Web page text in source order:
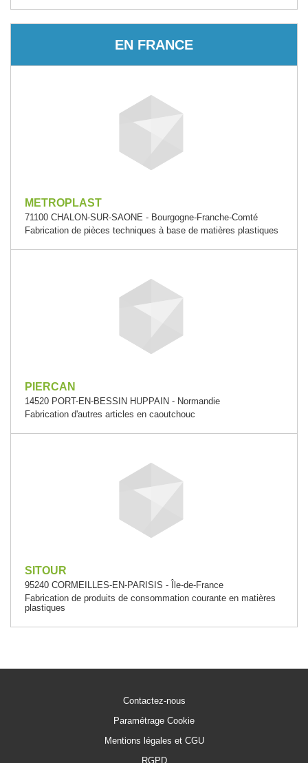
EN FRANCE
METROPLAST
71100 CHALON-SUR-SAONE - Bourgogne-Franche-Comté
Fabrication de pièces techniques à base de matières plastiques
PIERCAN
14520 PORT-EN-BESSIN HUPPAIN - Normandie
Fabrication d'autres articles en caoutchouc
SITOUR
95240 CORMEILLES-EN-PARISIS - Île-de-France
Fabrication de produits de consommation courante en matières
plastiques
Contactez-nous
Paramétrage Cookie
Mentions légales et CGU
RGPD